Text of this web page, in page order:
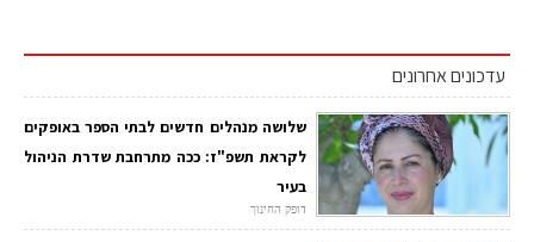
עדכונים אחרונים
שלושה מנהלים חדשים לבתי הספר באופקים
לקראת תשפ"ז: ככה מתרחבת שדרת הניהול
בעיר
דופק החינוך